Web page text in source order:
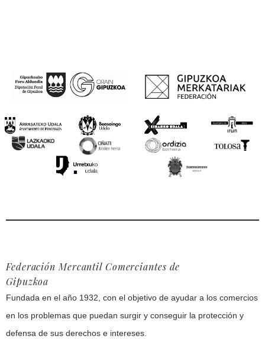
Federación Mercantil Comerciantes de
Gipuzkoa
Fundada en el año 1932, con el objetivo de ayudar a los comercios
en los problemas que puedan surgir y conseguir la protección y
defensa de sus derechos e intereses.